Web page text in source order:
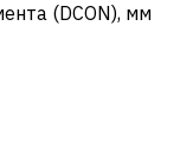
(DCON), мм